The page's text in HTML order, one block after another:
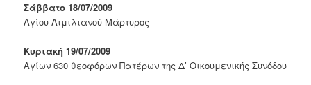
Σάββατο 18/07/2009
Αγίου Αιμιλιανού Μάρτυρος
Κυριακή 19/07/2009
Αγίων 630 θεοφόρων Πατέρων της Δ’ Οικουμενικής Συνόδου